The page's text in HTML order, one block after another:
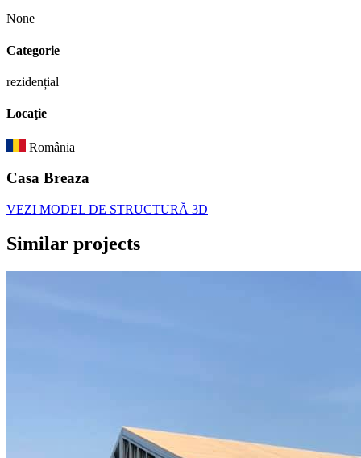
None
Categorie
rezidențial
Locaţie
România
Casa Breaza
VEZI MODEL DE STRUCTURĂ 3D
Similar projects